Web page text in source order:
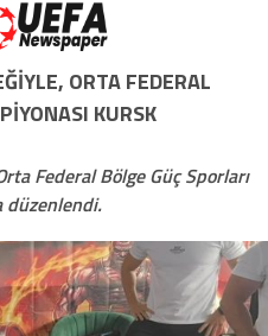
ORTA FEDERAL
KURSK
Federal Bölge Güç Sporları
düzenlendi.